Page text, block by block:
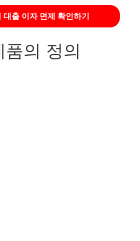
대출 이자 면제 확인하기
의 정의